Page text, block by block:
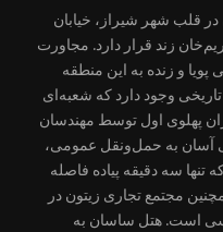
قلب شهر شیراز، خیابان
زند قرار دارد. مجاورت
پویا و زنده به این منطقه
وجود دارد که شعبه‌ای
پهلوی اول توسط مهندسان
آسان به حمل‌ونقل عمومی،
تنها سه دقیقه پیاده فاصله
مجتمع تجاری زیتون در
دسترسی است. هتل ساسان به